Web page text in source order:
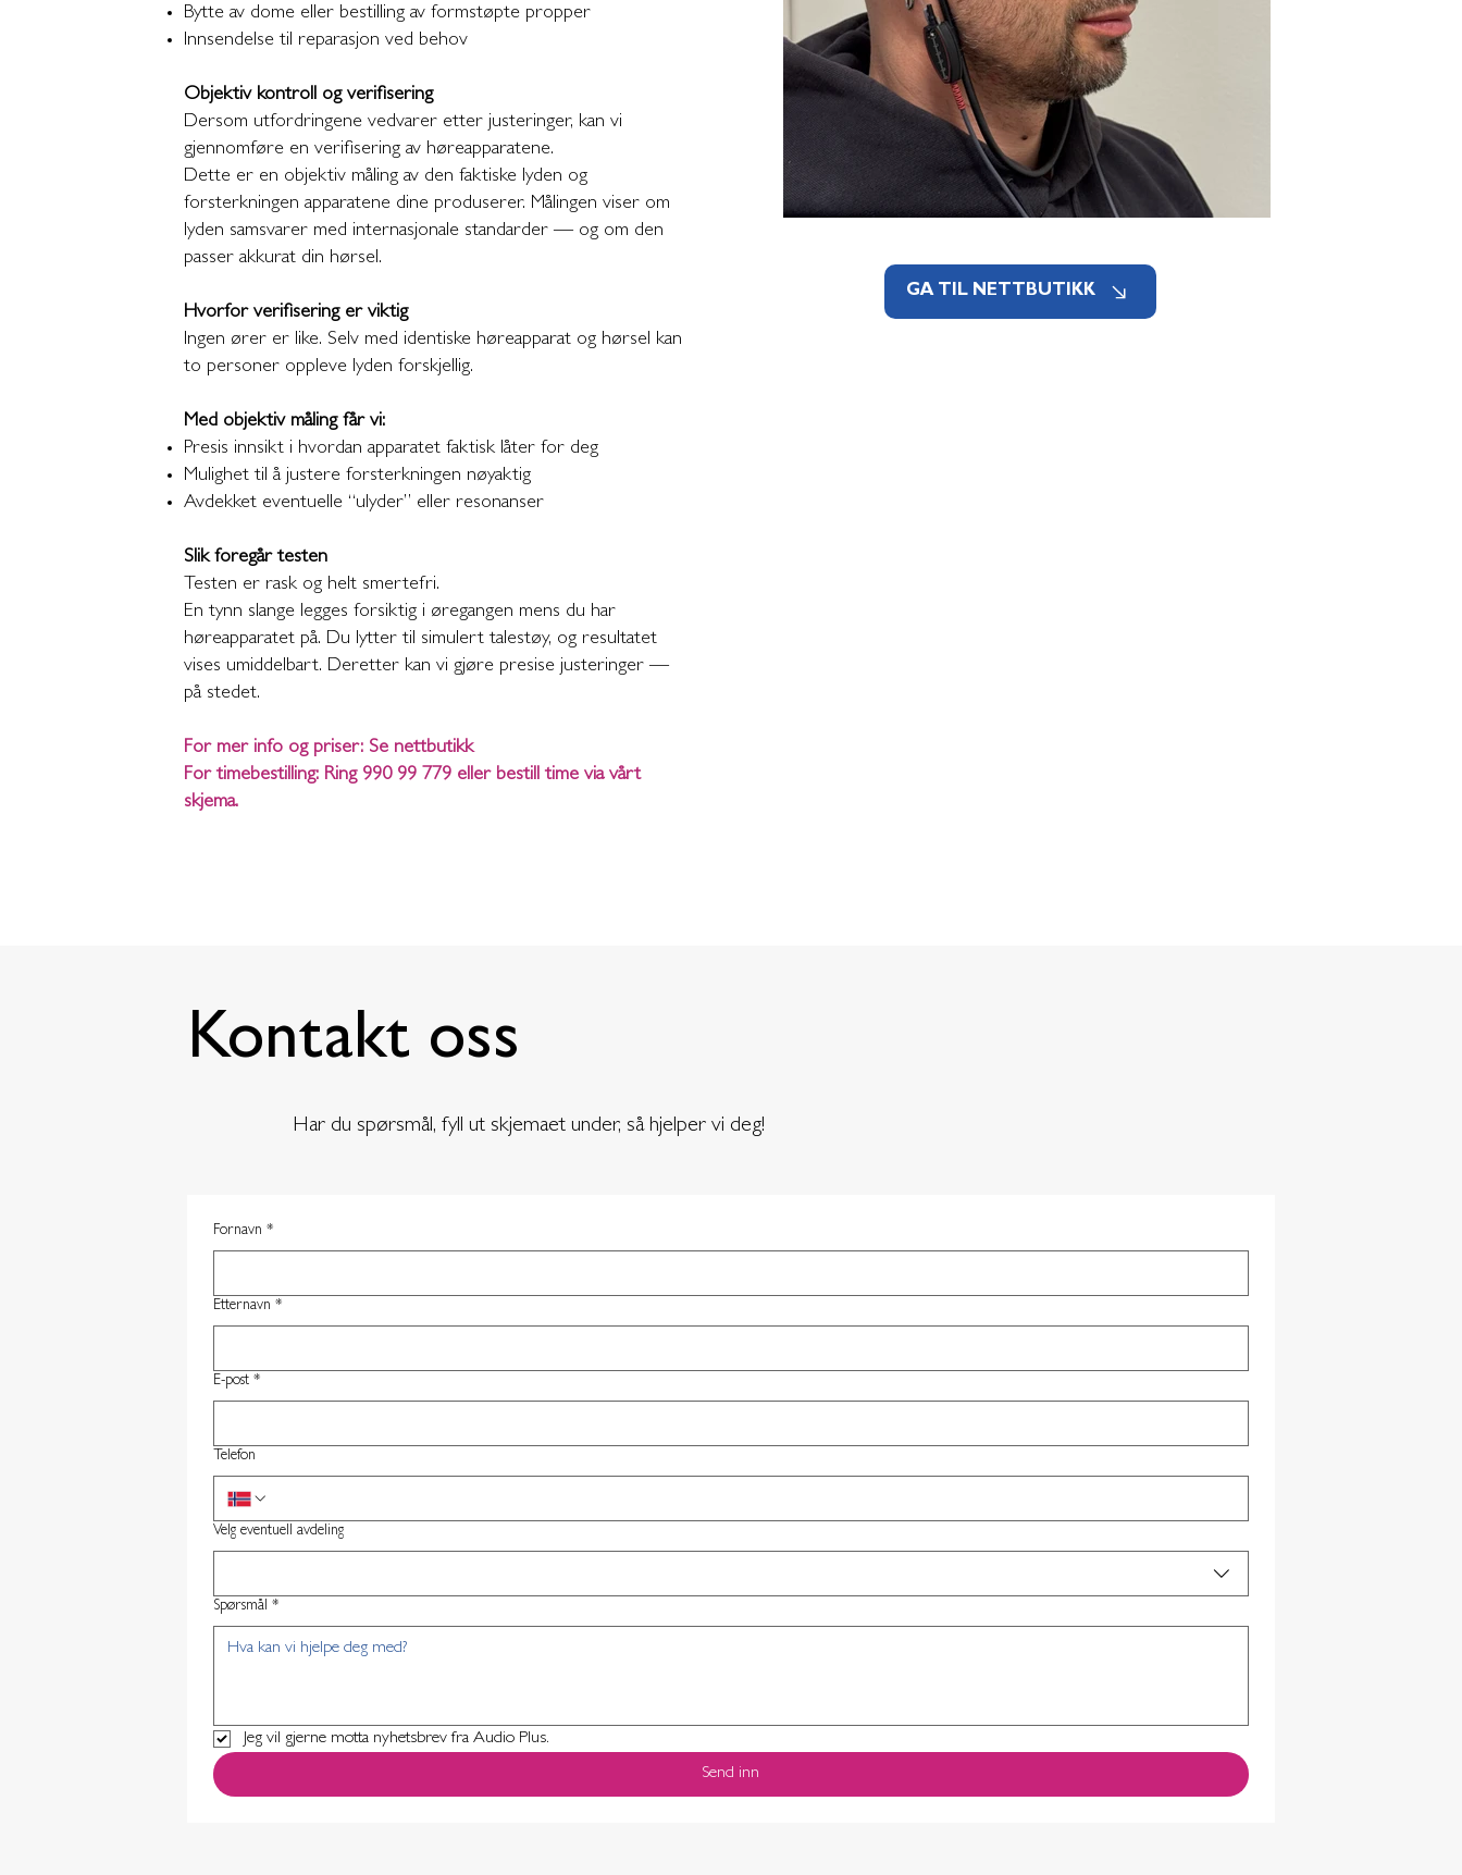
GÅ TIL NETTBUTIKK
Bytte av dome eller bestilling av formstøpte propper
Innsendelse til reparasjon ved behov
Objektiv kontroll og verifisering
Dersom utfordringene vedvarer etter justeringer, kan vi
gjennomføre en verifisering av høreapparatene.
Dette er en objektiv måling av den faktiske lyden og
forsterkningen apparatene dine produserer. Målingen viser om
lyden samsvarer med internasjonale standarder — og om den
passer akkurat din hørsel.
Hvorfor verifisering er viktig
Ingen ører er like. Selv med identiske høreapparat og hørsel kan
to personer oppleve lyden forskjellig.
Med objektiv måling får vi:
Presis innsikt i hvordan apparatet faktisk låter for deg
Mulighet til å justere forsterkningen nøyaktig
Avdekket eventuelle “ulyder” eller resonanser
Slik foregår testen
Testen er rask og helt smertefri.
En tynn slange legges forsiktig i øregangen mens du har
høreapparatet på. Du lytter til simulert talestøy, og resultatet
vises umiddelbart. Deretter kan vi gjøre presise justeringer —
på stedet.
For mer info og priser: Se nettbutikk
For timebestilling: Ring 990 99 779eller bestill time via vårt
skjema.
Kontakt oss
Har du spørsmål, fyll ut skjemaet under, så hjelper vi deg!
Fornavn *
Etternavn *
E-post *
Telefon
Velg eventuell avdeling
Spørsmål *
Jeg vil gjerne motta nyhetsbrev fra Audio Plus.
Send inn